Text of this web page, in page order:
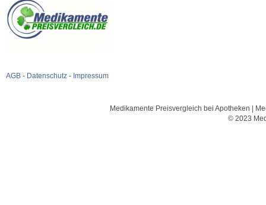
AGB - Datenschutz - Impressum
Medikamente Preisvergleich bei Apotheken |
© 2023